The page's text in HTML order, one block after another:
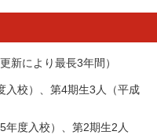
新により最長3年間）
入校）、第4期生3人（平成
年度入校）、第2期生2人